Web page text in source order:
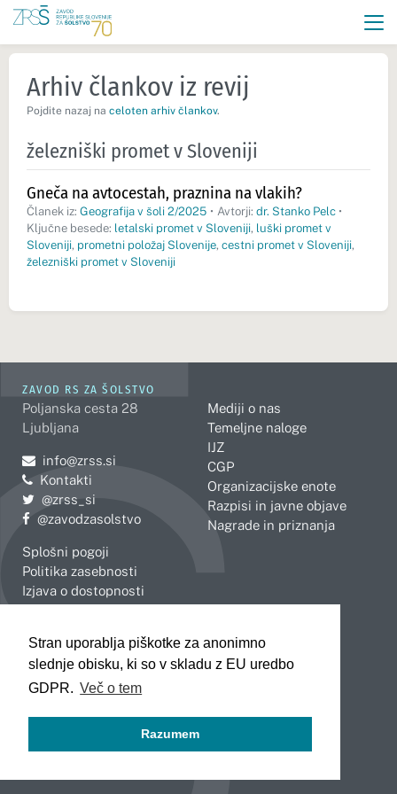
Stran uporablja piškotke za anonimno
slednje obisku, ki so v skladu z EU uredbo
GDPR. Več o tem
Razumem
Arhiv člankov iz revij
Pojdite nazaj na celoten arhiv člankov.
železniški promet v Sloveniji
Gneča na avtocestah, praznina na vlakih?
Članek iz: Geografija v šoli 2/2025 • Avtorji: dr. Stanko Pelc •
Ključne besede: letalski promet v Sloveniji, luški promet v
Sloveniji, prometni položaj Slovenije, cestni promet v Sloveniji,
železniški promet v Sloveniji
ZAVOD RS ZA ŠOLSTVO
Poljanska cesta 28
Ljubljana
Pošljite e-mail na
info@zrss.si
Kontakti
Pojdite na Twitter:
@zrss_si
Pojdite na Facebook:
@zavodzasolstvo
Splošni pogoji
Politika zasebnosti
Izjava o dostopnosti
Mediji o nas
Temeljne naloge
IJZ
CGP
Organizacijske enote
Razpisi in javne objave
Nagrade in priznanja
Celje
Koper
Kranj
Novo mesto
Slovenj Gradec